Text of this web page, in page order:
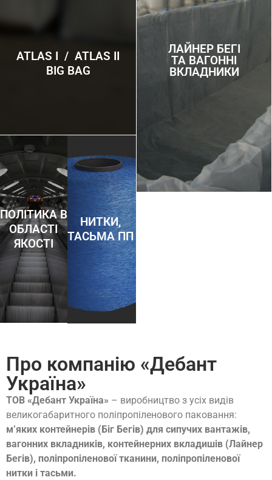
ATLAS I / ATLAS II
BIG BAG
ПОЛІТИКА В
ОБЛАСТІ
ЯКОСТІ
НИТКИ,
ТАСЬМА ПП
ЛАЙНЕР БЕГІ
ТА ВАГОННІ
ВКЛАДНИКИ
Про компанію «Дебант
Україна»
ТОВ «Дебант Україна» – виробництво з усіх видів
великогабаритного поліпропіленового паковання:
м’яких контейнерів (Біг Бегів) для сипучих вантажів,
вагонних вкладників, контейнерних вкладишів (Лайнер
Бегів), поліпропіленової тканини, поліпропіленової
нитки і тасьми.